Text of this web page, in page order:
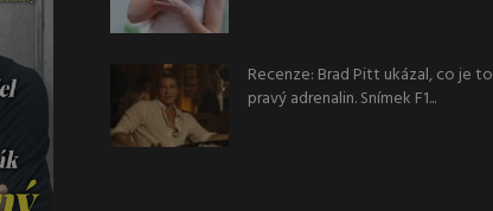
Recenze: Brad Pitt ukázal, co je to
pravý adrenalin. Snímek F1...